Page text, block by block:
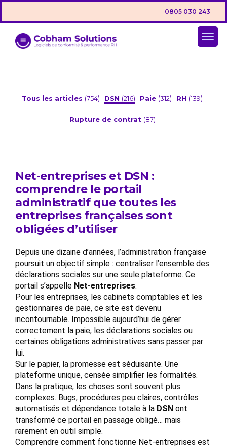
0805 030 243
Tous les articles (754) DSN (216) Paie (312) RH (139)
Rupture de contrat (87)
Net-entreprises et DSN :
comprendre le portail
administratif que toutes les
entreprises françaises sont
obligées d’utiliser
Depuis une dizaine d’années, l’administration française
poursuit un objectif simple : centraliser l’ensemble des
déclarations sociales sur une seule plateforme. Ce
portail s’appelle Net-entreprises.
Pour les entreprises, les cabinets comptables et les
gestionnaires de paie, ce site est devenu
incontournable. Impossible aujourd’hui de gérer
correctement la paie, les déclarations sociales ou
certaines obligations administratives sans passer par
lui.
Sur le papier, la promesse est séduisante. Une
plateforme unique, censée simplifier les formalités.
Dans la pratique, les choses sont souvent plus
complexes. Bugs, procédures peu claires, contrôles
automatisés et dépendance totale à la DSN ont
transformé ce portail en passage obligé… mais
rarement en outil simple.
Comprendre comment fonctionne Net-entreprises est